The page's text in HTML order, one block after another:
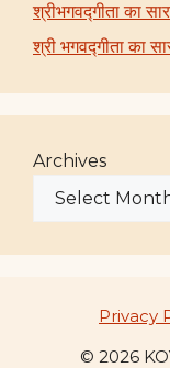
श्रीभगवद्गीता का
श्री भगवद्गीता का
Archives
Privacy
© 2026